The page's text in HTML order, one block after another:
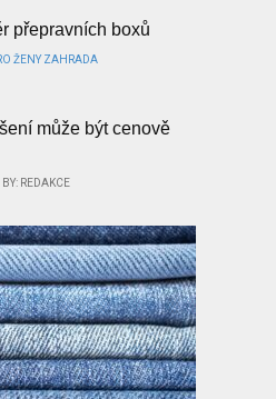
přepravních boxů
ŽENY ZAHRADA
může být cenově
BY: REDAKCE